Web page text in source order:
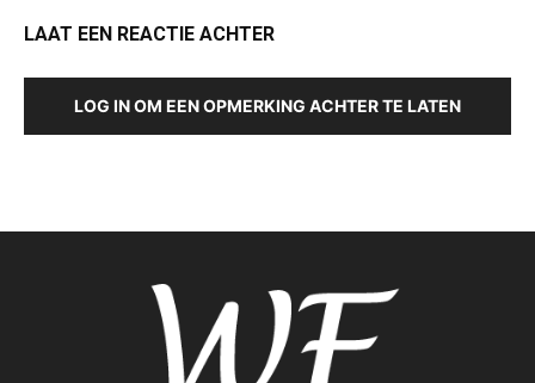
LAAT EEN REACTIE ACHTER
LOG IN OM EEN OPMERKING ACHTER TE LATEN